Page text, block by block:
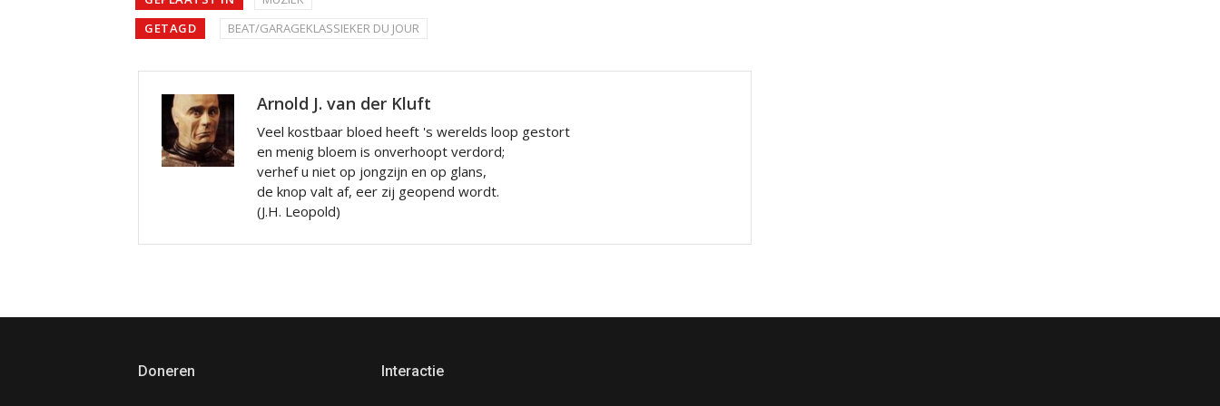
GETAGD
BEAT/GARAGEKLASSIEKER DU JOUR
Arnold J. van der Kluft
Veel kostbaar bloed heeft 's werelds loop gestort
en menig bloem is onverhoopt verdord;
verhef u niet op jongzijn en op glans,
de knop valt af, eer zij geopend wordt.
(J.H. Leopold)
Doneren Interactie